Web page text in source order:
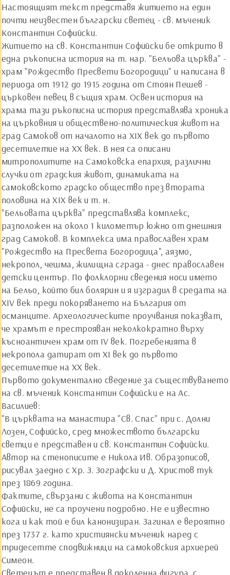
Настоящият текст представя житието на един
почти неизвестен български светец - св. мъченик
Константин Софийски.
Житието на св. Константин Софийски бе открито в
една ръкописна история на т. нар. "Бельова църква" -
храм "Рождество Пресвети Богородици" и написана в
периода от 1912 до 1915 година от Стоян Пешев -
църковен певец в същия храм. Освен история на
храма тази ръкописна история представлява хроника
на църковния и обществено-политическия живот на
град Самоков от началото на ХIХ век до първото
десетилетие на ХХ век. В нея са описани
митрополитите на Самоковска епархия, различни
случки от градския живот, динамиката на
самоковското градско общество през втората
половина на ХIХ век и т. н.
"Бельовата църква" представлява комплекс,
разположен на около 1 километър южно от днешния
град Самоков. В комплекса има православен храм
"Рождество на Пресвета Богородица", аязмо,
некропол, чешма, жилищна сграда - днес православен
детски център. По фолклорни сведения носи името
на Бельо, който бил болярин и я изградил в средата на
ХIV век преди покоряването на България от
османците. Археологическите проучвания показват,
че храмът е престрояван неколкократно върху
късноантичен храм от IV век. Погребенията в
некропола датират от ХI век до първото
десетилетие на ХХ век.
Първото документално сведение за съществуването
на св. мъченик Константин Софийски е на Ас.
Василиев:
"В църквата на манастира "Св. Спас" при с. Долни
Лозен, Софийско, сред множеството български
светци е представен и св. Константин Софийски.
Автор на стенописите е Никола Ив. Образописов,
рисувал заедно с Хр. З. Зографски и Д. Христов тук
през 1869 година.
Фактите, свързани с живота на Константин
Софийски, не са проучени подробно. Не е известно
кога и как той е бил канонизиран. Загинал е вероятно
през 1737 г. като християнски мъченик наред с
тридесетте сподвижници на самоковския архиерей
Симеон.
Светецът е представен в доколенна фигура, с